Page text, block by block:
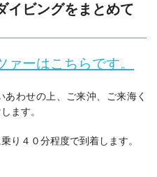
イビングをまとめて
ーはこちらです。
わせの上、ご来沖、ご来海く
ます。
り４０分程度で到着します。